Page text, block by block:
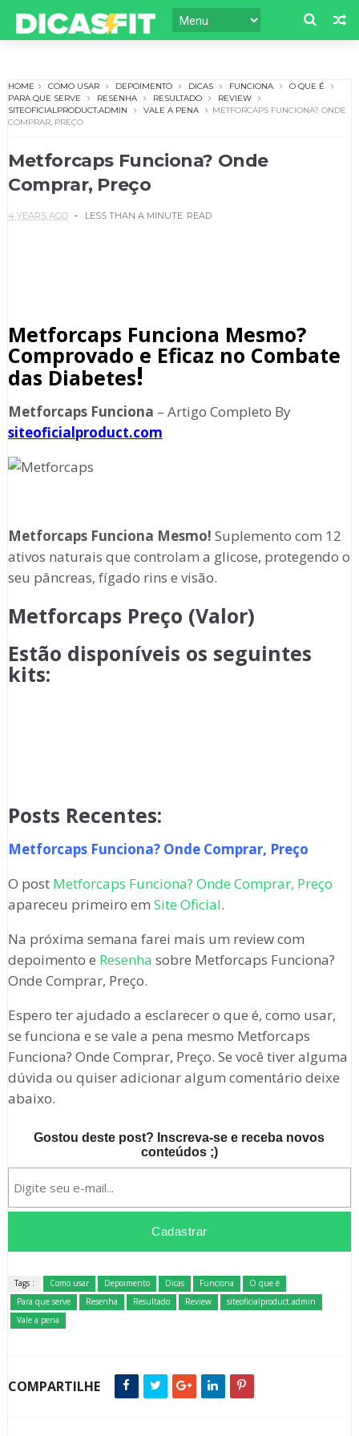
HOME COMO USAR DEPOIMENTO DICAS FUNCIONA
O QUE É
PARA QUE SERVE
RESENHA RESULTADO
REVIEW
SITEOFICIALPRODUCT.ADMIN
VALE A PENA
METFORCAPS FUNCIONA? ONDE
COMPRAR, PREÇO
Metforcaps Funciona? Onde
Comprar, Preço
4 YEARS AGO LESS THAN A MINUTE READ
Metforcaps Funciona Mesmo?
Comprovado e Eficaz no Combate
das Diabetes!
Metforcaps Funciona – Artigo Completo By
siteoficialproduct.com
Metforcaps Funciona Mesmo! Suplemento com 12
ativos naturais que controlam a glicose, protegendo o
seu pâncreas, fígado rins e visão.
Metforcaps Preço (Valor)
Estão disponíveis os seguintes
kits:
Posts Recentes:
Metforcaps Funciona? Onde Comprar, Preço
O post Metforcaps Funciona? Onde Comprar, Preço
apareceu primeiro em Site Oficial.
Na próxima semana farei mais um review com
depoimento e Resenha sobre Metforcaps Funciona?
Onde Comprar, Preço.
Espero ter ajudado a esclarecer o que é, como usar,
se funciona e se vale a pena mesmo Metforcaps
Funciona? Onde Comprar, Preço. Se você tiver alguma
dúvida ou quiser adicionar algum comentário deixe
abaixo.
Gostou deste post? Inscreva-se e receba novos
conteúdos ;)
Tags : Como usar Depoimento Dicas Funciona
O que é
Para que serve
Resenha Resultado Review
siteoficialproduct.admin
Vale a pena
COMPARTILHE